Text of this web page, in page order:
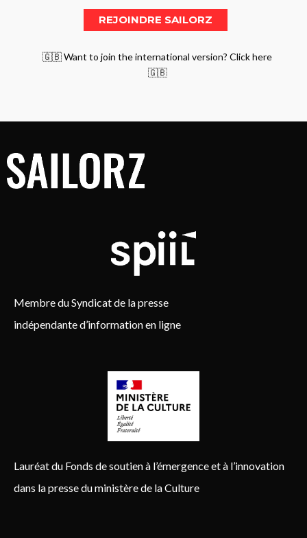
🇬🇧 Want to join the international version? Click here
🇬🇧
Membre du Syndicat de la presse
indépendante d’information en ligne
Lauréat du Fonds de soutien à l’émergence et à l’innovation
dans la presse du ministère de la Culture